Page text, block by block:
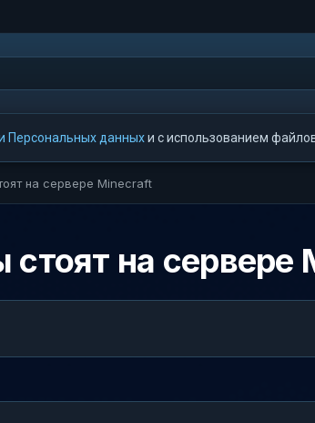
Персональных данныхи с использованием
на сервере Minecraft
стоят на сервере